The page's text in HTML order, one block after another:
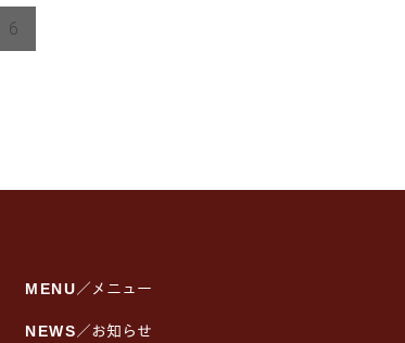
6
MENU／メニュー
NEWS／お知らせ